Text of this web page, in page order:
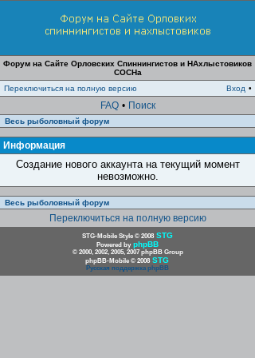
Форум на Сайте Орловских Спиннингистов и НАхлыстовиков
СОСНа
Переключиться на полную версию
Вход •
FAQ • Поиск
Весь рыболовный форум
Информация
Создание нового аккаунта на текущий момент
невозможно.
Весь рыболовный форум
Переключиться на полную версию
STG-Mobile Style © 2008 STG
Powered by phpBB
© 2000, 2002, 2005, 2007 phpBB Group
phpBB-Mobile © 2008 STG
Русская поддержка phpBB